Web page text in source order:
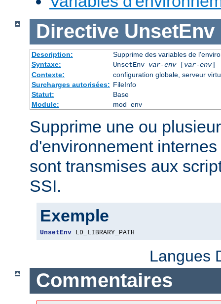
Directive UnsetEnv
Description:
Supprime des variables de
Syntaxe:
UnsetEnv var-env[var-env]
Contexte:
configuration globale, serveur
Surcharges autorisées: FileInfo
Statut:
Base
Module:
mod_env
Supprime une ou
d'environnement
sont transmises aux
SSI.
Exemple
UnsetEnv LD_LIBRARY_PATH
Langues
Commentaires